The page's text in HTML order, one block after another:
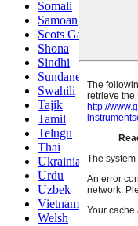
Somali
Samoan
Scots Gaelic
Shona
Sindhi
Sundanese
Swahili
Tajik
Tamil
Telugu
Thai
Ukrainian
Urdu
Uzbek
Vietnamese
Welsh